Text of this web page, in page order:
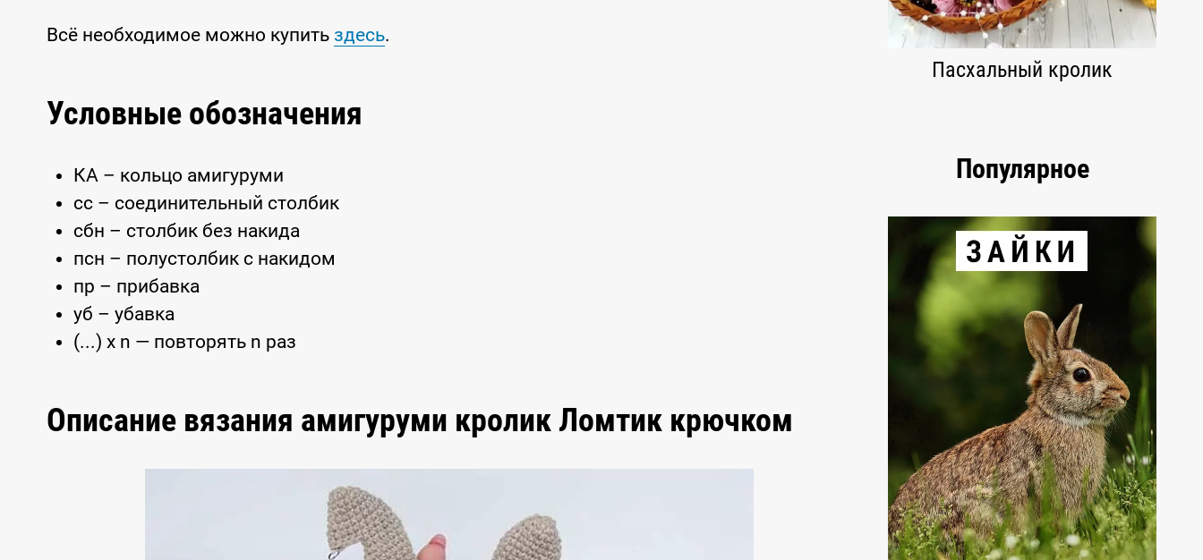
Всё необходимое можно купить здесь.
Условные обозначения
КА – кольцо амигуруми
сс – соединительный столбик
сбн – столбик без накида
псн – полустолбик с накидом
пр – прибавка
уб – убавка
(...) x n — повторять n раз
Описание вязания амигуруми кролик Ломтик крючком
Пасхальный кролик
Популярное